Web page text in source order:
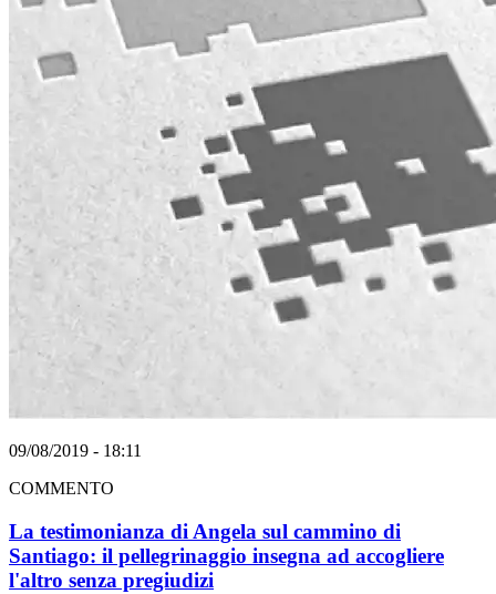
09/08/2019 - 18:11
COMMENTO
La testimonianza di Angela sul cammino di
Santiago: il pellegrinaggio insegna ad accogliere
l'altro senza pregiudizi